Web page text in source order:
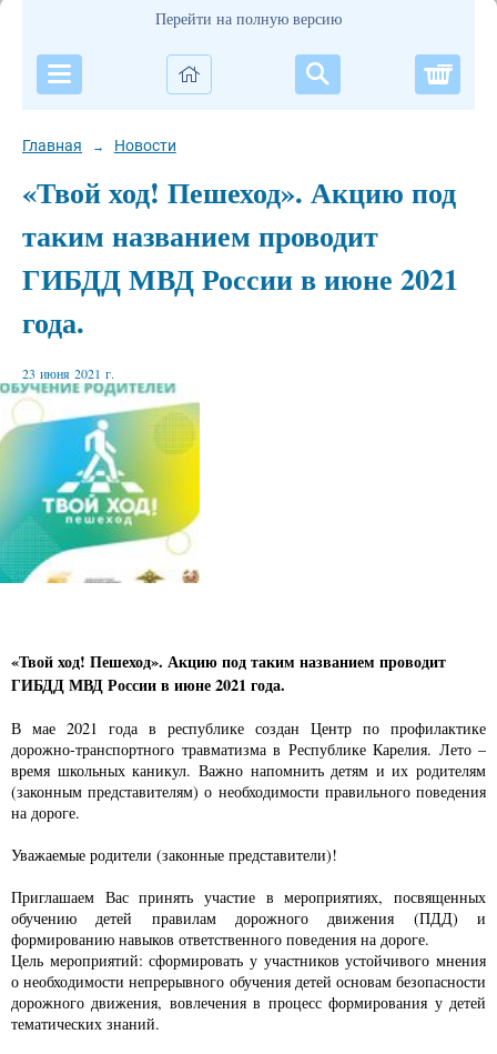
Перейти на полную версию
Главная → Новости
«Твой ход! Пешеход». Акцию под
таким названием проводит
ГИБДД МВД России в июне 2021
года.
23 июня 2021 г.
«Твой ход! Пешеход». Акцию под таким названием проводит
ГИБДД МВД России в июне 2021 года.
В мае 2021 года в республике создан Центр по профилактике
дорожно-транспортного травматизма в Республике Карелия. Лето –
время школьных каникул. Важно напомнить детям и их родителям
(законным представителям) о необходимости правильного поведения
на дороге.
Уважаемые родители (законные представители)!
Приглашаем Вас принять участие в мероприятиях, посвященных
обучению детей правилам дорожного движения (ПДД) и
формированию навыков ответственного поведения на дороге.
Цель мероприятий: сформировать у участников устойчивого мнения
о необходимости непрерывного обучения детей основам безопасности
дорожного движения, вовлечения в процесс формирования у детей
тематических знаний.